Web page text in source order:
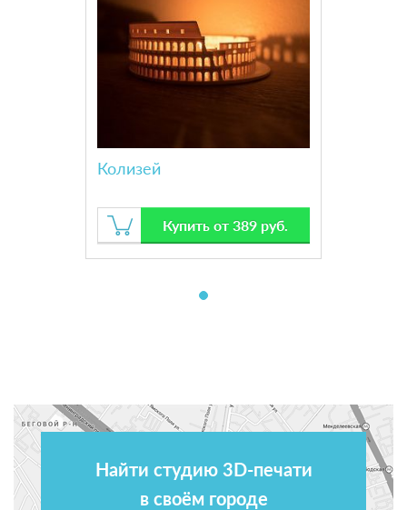
Колизей
Купить от 389 руб.
Найти студию 3D-печати
в своём городе